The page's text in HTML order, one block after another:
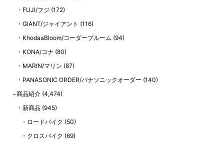
FUJI/フジ (172)
GIANT/ジャイアント (116)
KhodaaBloom/コーダーブルーム (94)
KONA/コナ (80)
MARIN/マリン (87)
PANASONIC ORDER/パナソニックオーダー (140)
商品紹介 (4,474)
新商品 (945)
ロードバイク (50)
クロスバイク (69)